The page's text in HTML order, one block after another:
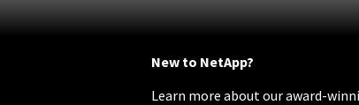
New to NetApp?
Learn more about our award-